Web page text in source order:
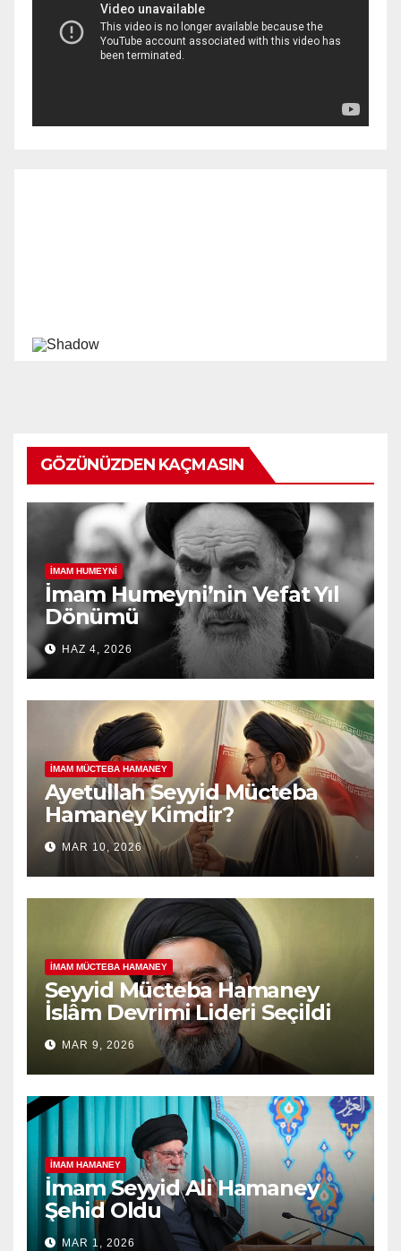
GÖZÜNÜZDEN KAÇMASIN
İMAM HUMEYNI
İmam Humeyni’nin Vefat Yıl
Dönümü
HAZ 4, 2026
İMAM MÜCTEBA HAMANEY
Ayetullah Seyyid Mücteba
Hamaney Kimdir?
MAR 10, 2026
İMAM MÜCTEBA HAMANEY
Seyyid Mücteba Hamaney
İslâm Devrimi Lideri Seçildi
MAR 9, 2026
İMAM HAMANEY
İmam Seyyid Ali Hamaney
Şehid Oldu
MAR 1, 2026